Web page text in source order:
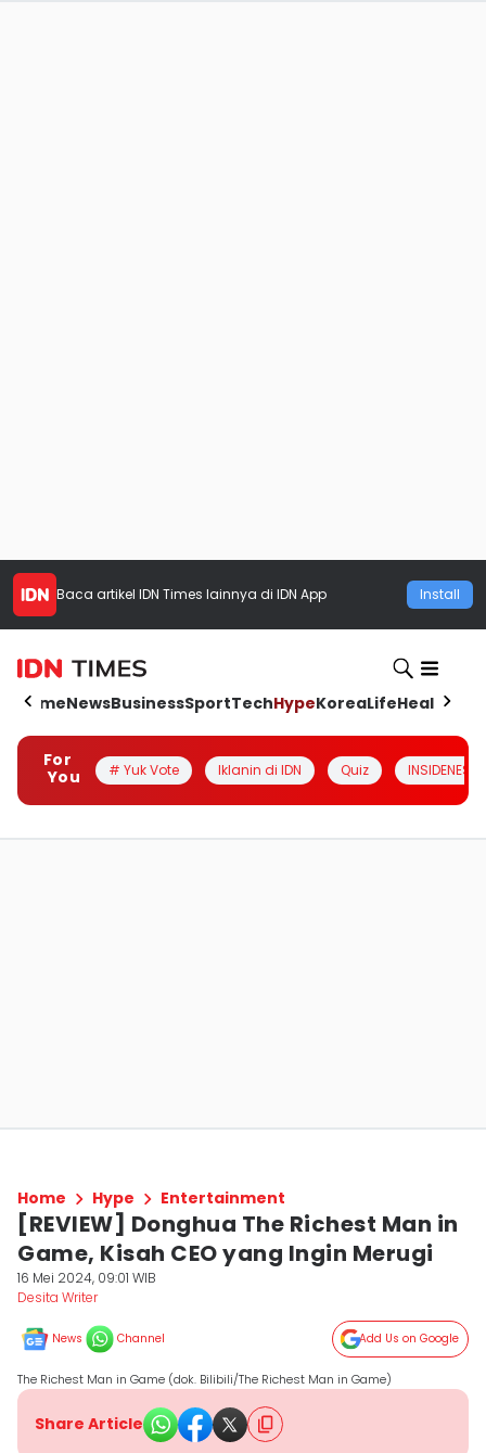
Baca artikel IDN Times lainnya di IDN App Install
HomeNewsBusinessSportTechHypeKoreaLifeHealth
For
You
# Yuk Vote Iklanin di IDN Quiz INSIDENESIA
Home Hype Entertainment
[REVIEW] Donghua The Richest Man in
Game, Kisah CEO yang Ingin Merugi
16 Mei 2024, 09:01 WIB
Desita Writer
News Channel Add Us on Google
The Richest Man in Game (dok. Bilibili/The Richest Man in Game)
Share Article